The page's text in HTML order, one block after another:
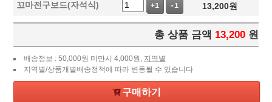
꼬마전구보드(자석식) +1 -1 13,200원
총 상품 금액 13,200 원
배송정보 : 50,000원 미만시 4,000원, 지역별
지역별/상품개별배송정책에 따라 변동될 수 있습니다
구매하기